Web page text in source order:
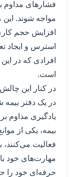
فشارهای مداوم
مواجه شوند.
افزایش حجم
استرس و ایجاد
افرادی که در
است.
در کنار این
در یک دفتر بیمه
یادگیری مداوم
بیمه، یکی از
فعالیت می‌کنند،
مهارت‌های خود
حرفه‌ای خود را